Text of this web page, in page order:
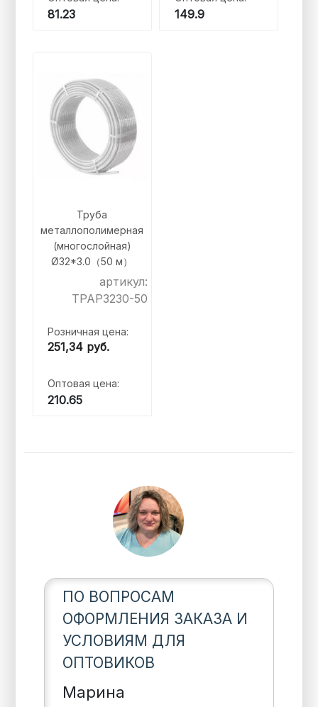
81.23 149.9
Труба
металлополимерная
(многослойная)
Ø32*3.0（50 м）
артикул:
TPAP3230-50
Розничная цена:
251,34 руб.
Оптовая цена:
210.65
ПО ВОПРОСАМ
ОФОРМЛЕНИЯ ЗАКАЗА И
УСЛОВИЯМ ДЛЯ
ОПТОВИКОВ
Марина